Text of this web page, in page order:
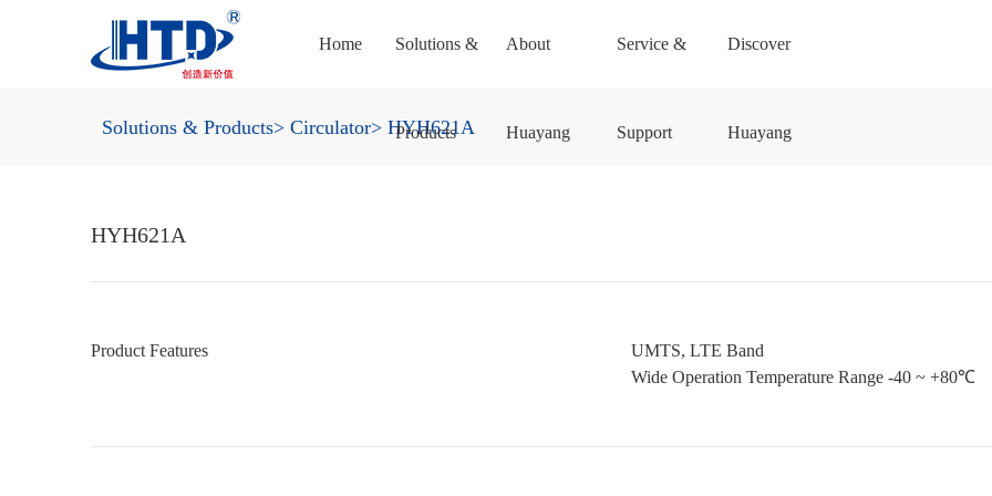
Home Solutions &
Products
About
Huayang
Service &
Support
Discover
Huayang
Solutions & Products> Circulator> HYH621A
HYH621A
Product Features
UMTS, LTE Band
Wide Operation Temperature Range -40 ~ +80℃